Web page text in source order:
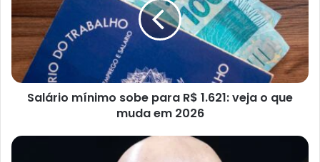
para
R$
1.621:
veja
o
que
mudaSalário mínimo sobe para R$ 1.621: veja o que
muda em 2026
Alexandre